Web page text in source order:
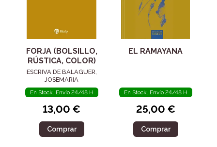
FORJA (BOLSILLO,
RÚSTICA, COLOR)
ESCRIVA DE BALAGUER,
JOSEMARIA
En Stock. Envío 24/48 H
13,00 €
Comprar
EL RAMAYANA
En Stock. Envío 24/48 H
25,00 €
Comprar